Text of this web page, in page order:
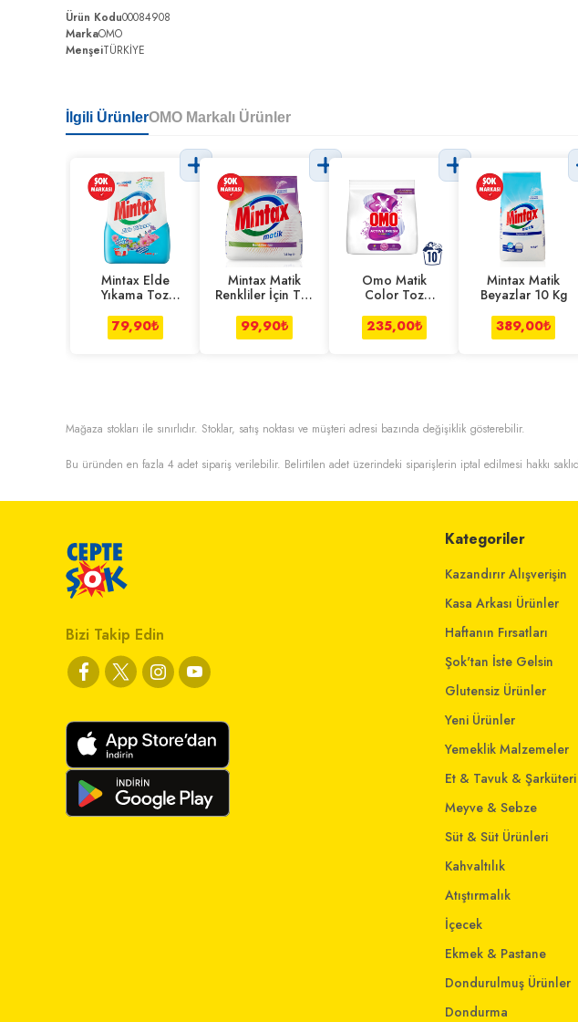
Ürün Kodu00084908
MarkaOMO
MenşeiTÜRKİYE
İlgili ÜrünlerOMO Markalı Ürünler
Mintax Elde
Yıkama Toz
79,90₺
Mintax Matik
Renkliler İçin Toz
99,90₺
Omo Matik
Color Toz
235,00₺
Mintax Matik
Beyazlar 10 Kg
389,00₺
Mağaza stokları ile sınırlıdır. Stoklar, satış noktası ve müşteri adresi bazında değişiklik gösterebilir.
Bu üründen en fazla 4 adet sipariş verilebilir. Belirtilen adet üzerindeki siparişlerin iptal edilmesi hakkı
Bizi Takip Edin
Kategoriler
Kazandırır Alışverişin
Kasa Arkası Ürünler
Haftanın Fırsatları
Şok'tan İste Gelsin
Glutensiz Ürünler
Yeni Ürünler
Yemeklik Malzemeler
Et & Tavuk & Şarküteri
Meyve & Sebze
Süt & Süt Ürünleri
Kahvaltılık
Atıştırmalık
İçecek
Ekmek & Pastane
Dondurulmuş Ürünler
Dondurma